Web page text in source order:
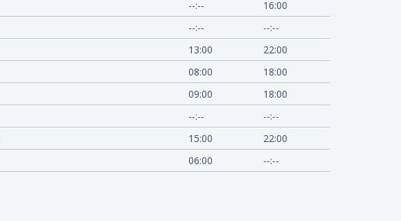
--:--
16:00
--:--
--:--
13:00
22:00
08:00
18:00
09:00
18:00
--:--
--:--
15:00
22:00
06:00 --:--